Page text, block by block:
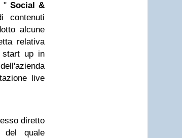
" Social &
contenuti
alcune
relativa
start up in
live
diretto
del quale